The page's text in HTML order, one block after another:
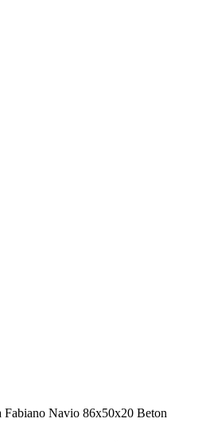
Navio 86x50x20 Beton